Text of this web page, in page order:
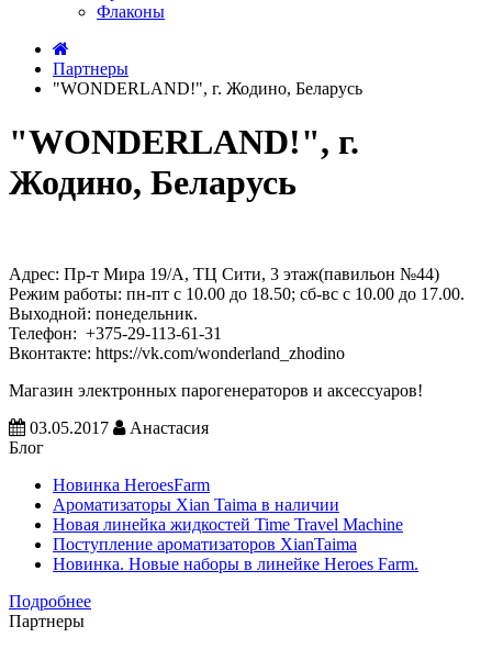
Флаконы
Партнеры
"WONDERLAND!", г. Жодино, Беларусь
"WONDERLAND!", г.
Жодино, Беларусь
Адрес: Пр-т Мира 19/А, ТЦ Сити, 3 этаж(павильон №44)
Режим работы: пн-пт с 10.00 до 18.50; сб-вс с 10.00 до 17.00.
Выходной: понедельник.
Телефон: +375-29-113-61-31
Вконтакте: https://vk.com/wonderland_zhodino
Магазин электронных парогенераторов и аксессуаров!
03.05.2017
Анастасия
Блог
Новинка HeroesFarm
Ароматизаторы Xian Taima в наличии
Новая линейка жидкостей Time Travel Machine
Поступление ароматизаторов XianTaima
Новинка. Новые наборы в линейке Heroes Farm.
Подробнее
Партнеры